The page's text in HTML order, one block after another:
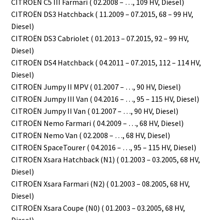
CITROËN C5 III Farmari ( 02.2008 – …, 109 HV, Diesel)
CITROËN DS3 Hatchback ( 11.2009 – 07.2015, 68 – 99 HV,
Diesel)
CITROËN DS3 Cabriolet ( 01.2013 – 07.2015, 92 – 99 HV,
Diesel)
CITROËN DS4 Hatchback ( 04.2011 – 07.2015, 112 – 114 HV,
Diesel)
CITROËN Jumpy II MPV ( 01.2007 – …, 90 HV, Diesel)
CITROËN Jumpy III Van ( 04.2016 – …, 95 – 115 HV, Diesel)
CITROËN Jumpy II Van ( 01.2007 – …, 90 HV, Diesel)
CITROËN Nemo Farmari ( 04.2009 – …, 68 HV, Diesel)
CITROËN Nemo Van ( 02.2008 – …, 68 HV, Diesel)
CITROËN SpaceTourer ( 04.2016 – …, 95 – 115 HV, Diesel)
CITROËN Xsara Hatchback (N1) ( 01.2003 – 03.2005, 68 HV,
Diesel)
CITROËN Xsara Farmari (N2) ( 01.2003 – 08.2005, 68 HV,
Diesel)
CITROËN Xsara Coupe (N0) ( 01.2003 – 03.2005, 68 HV,